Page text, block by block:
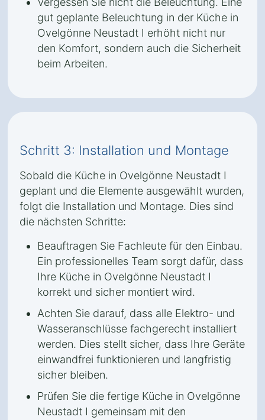
gut geplante Beleuchtung in der Küche in
Ovelgönne Neustadt I erhöht nicht nur
den Komfort, sondern auch die Sicherheit
beim Arbeiten.
Schritt 3: Installation und Montage
Sobald die Küche in Ovelgönne Neustadt I
geplant und die Elemente ausgewählt wurden,
folgt die Installation und Montage. Dies sind
die nächsten Schritte:
Beauftragen Sie Fachleute für den Einbau.
Ein professionelles Team sorgt dafür, dass
Ihre Küche in Ovelgönne Neustadt I
korrekt und sicher montiert wird.
Achten Sie darauf, dass alle Elektro- und
Wasseranschlüsse fachgerecht installiert
werden. Dies stellt sicher, dass Ihre Geräte
einwandfrei funktionieren und langfristig
sicher bleiben.
Prüfen Sie die fertige Küche in Ovelgönne
Neustadt I gemeinsam mit den